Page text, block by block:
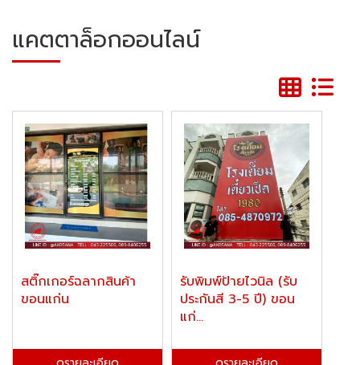
แคตตาล็อกออนไลน์
สติ๊กเกอร์ฉลากสินค้า
ขอนแก่น
รับพิมพ์ป้ายไวนิล (รับ
ประกันสี 3-5 ปี) ขอน
แก่...